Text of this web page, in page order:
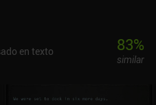
combates PvP, pero como
usar para comprar agua,
de pago por ganar.Como
más singulares para móvil,
merezca la pena probarlo para
en texto
83%
similar